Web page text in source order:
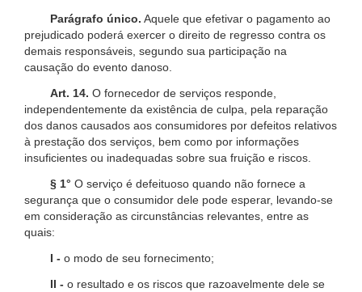
Parágrafo único. Aquele que efetivar o pagamento ao
prejudicado poderá exercer o direito de regresso contra os
demais responsáveis, segundo sua participação na
causação do evento danoso.
Art. 14. O fornecedor de serviços responde,
independentemente da existência de culpa, pela reparação
dos danos causados aos consumidores por defeitos relativos
à prestação dos serviços, bem como por informações
insuficientes ou inadequadas sobre sua fruição e riscos.
§ 1° O serviço é defeituoso quando não fornece a
segurança que o consumidor dele pode esperar, levando-se
em consideração as circunstâncias relevantes, entre as
quais:
I - o modo de seu fornecimento;
II - o resultado e os riscos que razoavelmente dele se